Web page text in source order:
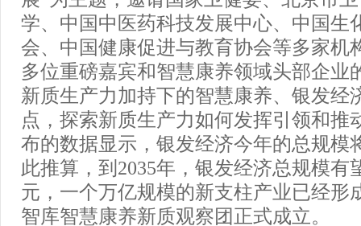
学、中国中医药科技发展中心、中国生
会、中国健康促进与教育协会等多家机
多位重磅嘉宾和智慧康养领域头部企业
新质生产力加持下的智慧康养、银发经
点，探索新质生产力如何发挥引领和推
布的数据显示，银发经济今年的总规模
此推算，到2035年，银发经济总规模有
元，一个万亿规模的新支柱产业已经形
智库智慧康养新质观察团正式成立。